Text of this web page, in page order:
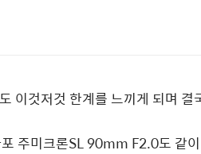
이것저것 한계를 느끼게 되며 결
주미크론SL 90mm F2.0도 같